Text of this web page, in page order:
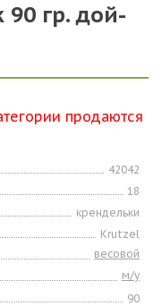
гр. дой-
продаются
42042
18
крендельки
Krutzel
весовой
м/у
90